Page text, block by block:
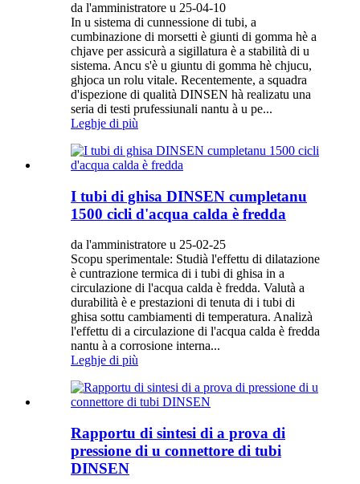
da l'amministratore u 25-04-10
In u sistema di cunnessione di tubi, a
cumbinazione di morsetti è giunti di gomma hè a
chjave per assicurà a sigillatura è a stabilità di u
sistema. Ancu s'è u giuntu di gomma hè chjucu,
ghjoca un rolu vitale. Recentemente, a squadra
d'ispezione di qualità DINSEN hà realizatu una
seria di testi prufessiunali nantu à u pe...
Leghje di più
I tubi di ghisa DINSEN cumpletanu
1500 cicli d'acqua calda è fredda
da l'amministratore u 25-02-25
Scopu sperimentale: Studià l'effettu di dilatazione
è cuntrazione termica di i tubi di ghisa in a
circulazione di l'acqua calda è fredda. Valutà a
durabilità è e prestazioni di tenuta di i tubi di
ghisa sottu cambiamenti di temperatura. Analizà
l'effettu di a circulazione di l'acqua calda è fredda
nantu à a corrosione interna...
Leghje di più
Rapportu di sintesi di a prova di
pressione di u connettore di tubi
DINSEN